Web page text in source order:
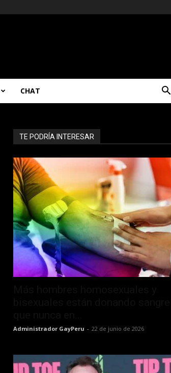
CHAT
TE PODRÍA INTERESAR
Administrador GayPeru - 22 de junio de 2026